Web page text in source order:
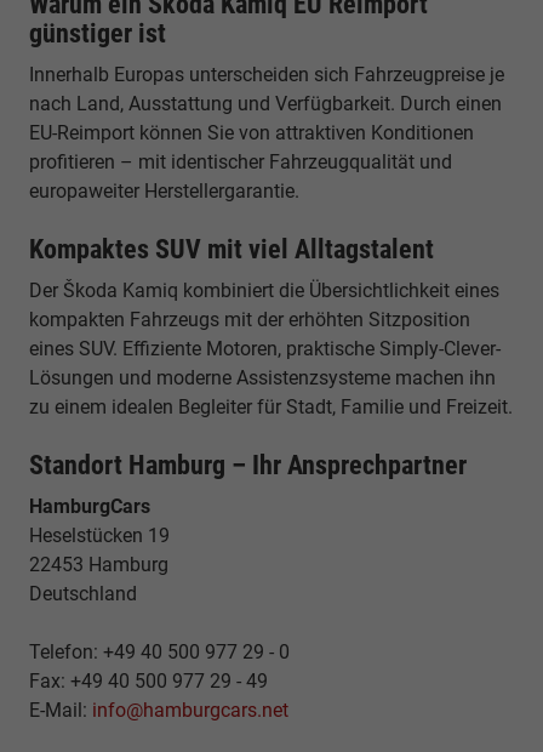
günstiger ist
Innerhalb Europas unterscheiden sich Fahrzeugpreise je
nach Land, Ausstattung und Verfügbarkeit. Durch einen
EU-Reimport können Sie von attraktiven Konditionen
profitieren – mit identischer Fahrzeugqualität und
europaweiter Herstellergarantie.
Kompaktes SUV mit viel Alltagstalent
Der Škoda Kamiq kombiniert die Übersichtlichkeit eines
kompakten Fahrzeugs mit der erhöhten Sitzposition
eines SUV. Effiziente Motoren, praktische Simply-Clever-
Lösungen und moderne Assistenzsysteme machen ihn
zu einem idealen Begleiter für Stadt, Familie und Freizeit.
Standort Hamburg – Ihr Ansprechpartner
HamburgCars
Heselstücken 19
22453 Hamburg
Deutschland
Telefon: +49 40 500 977 29 - 0
Fax: +49 40 500 977 29 - 49
E-Mail: info@hamburgcars.net